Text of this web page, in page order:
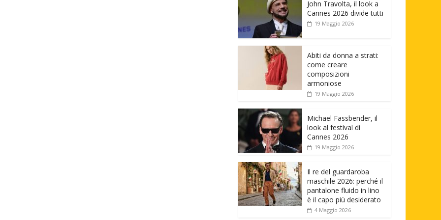
John Travolta, il look a
Cannes 2026 divide tutti
19 Maggio 2026
Abiti da donna a strati:
come creare
composizioni
armoniose
19 Maggio 2026
Michael Fassbender, il
look al festival di
Cannes 2026
19 Maggio 2026
Il re del guardaroba
maschile 2026: perché il
pantalone fluido in lino
è il capo più desiderato
4 Maggio 2026